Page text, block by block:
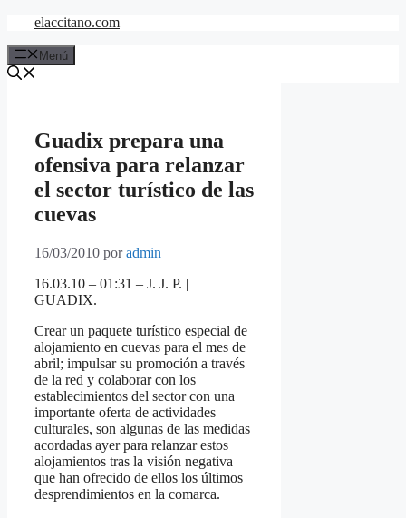
Saltar
contenido
elaccitano.com
Menú
Guadix prepara una
ofensiva para relanzar
el sector turístico de las
cuevas
16/03/2010 poradmin
16.03.10 – 01:31 – J. J. P. |
GUADIX.
Crear un paquete turístico especial de
alojamiento en cuevas para el mes de
abril; impulsar su promoción a través
de la red y colaborar con los
establecimientos del sector con una
importante oferta de actividades
culturales, son algunas de las medidas
acordadas ayer para relanzar estos
alojamientos tras la visión negativa
que han ofrecido de ellos los últimos
desprendimientos en la comarca.